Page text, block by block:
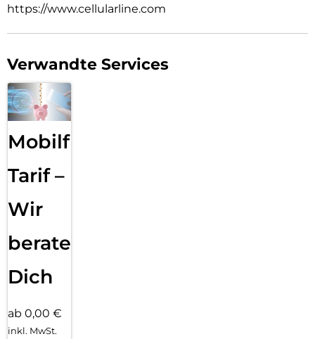
https://www.cellularline.com
Verwandte Services
Mobilfunk
Tarif –
Wir
beraten
Dich
ab 0,00 €
inkl. MwSt.